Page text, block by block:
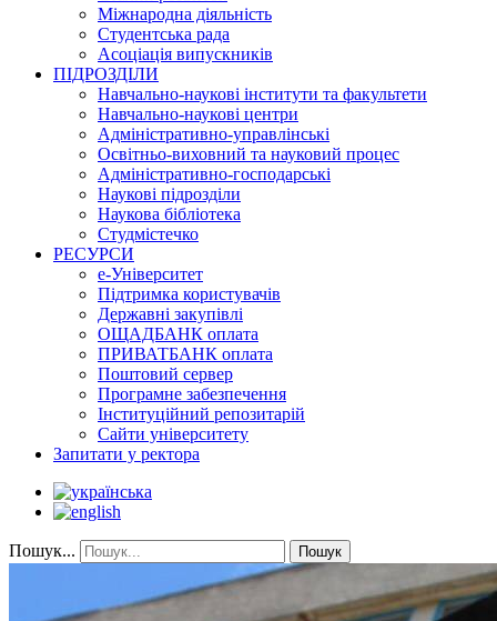
Міжнародна діяльність
Студентська рада
Асоціація випускників
ПІДРОЗДІЛИ
Навчально-наукові інститути та факультети
Навчально-наукові центри
Адміністративно-управлінські
Освітньо-виховний та науковий процес
Адміністративно-господарські
Наукові підрозділи
Наукова бібліотека
Студмістечко
РЕСУРСИ
е-Університет
Підтримка користувачів
Державні закупівлі
ОЩАДБАНК оплата
ПРИВАТБАНК оплата
Поштовий сервер
Програмне забезпечення
Інституційний репозитарій
Сайти університету
Запитати у ректора
Пошук... Пошук